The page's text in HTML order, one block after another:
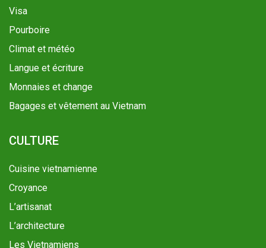
Visa
Pourboire
Climat et météo
Langue et écriture
Monnaies et change
Bagages et vêtement au Vietnam
CULTURE
Cuisine vietnamienne
Croyance
L’artisanat
L’architecture
Les Vietnamiens